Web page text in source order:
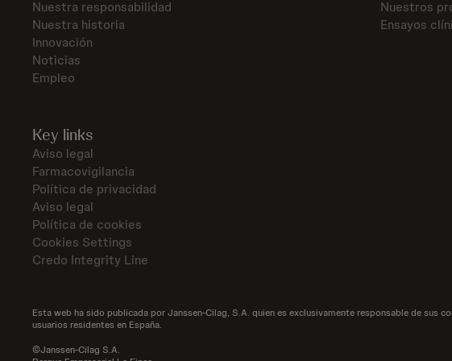
Nuestra responsabilidad
Nuestra historia
Innovación
Noticias
Empleo
Nuestros
Ensayos
Key links
Aviso legal
Farmacovigilancia
Política de privacidad
Aviso legal
Política de cookies
Cookies Settings
Credo Integrity Line
Esta web ha sido publicada por Janssen-Cilag, S.A. quien es exclusivamente responsable de sus
usuarios residentes en España.
©Janssen-Cilag S.A.